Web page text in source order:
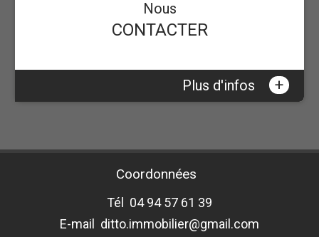
Nous
CONTACTER
Plus d'infos +
Coordonnées
Tél 04 94 57 61 39
E-mail ditto.immobilier@gmail.com